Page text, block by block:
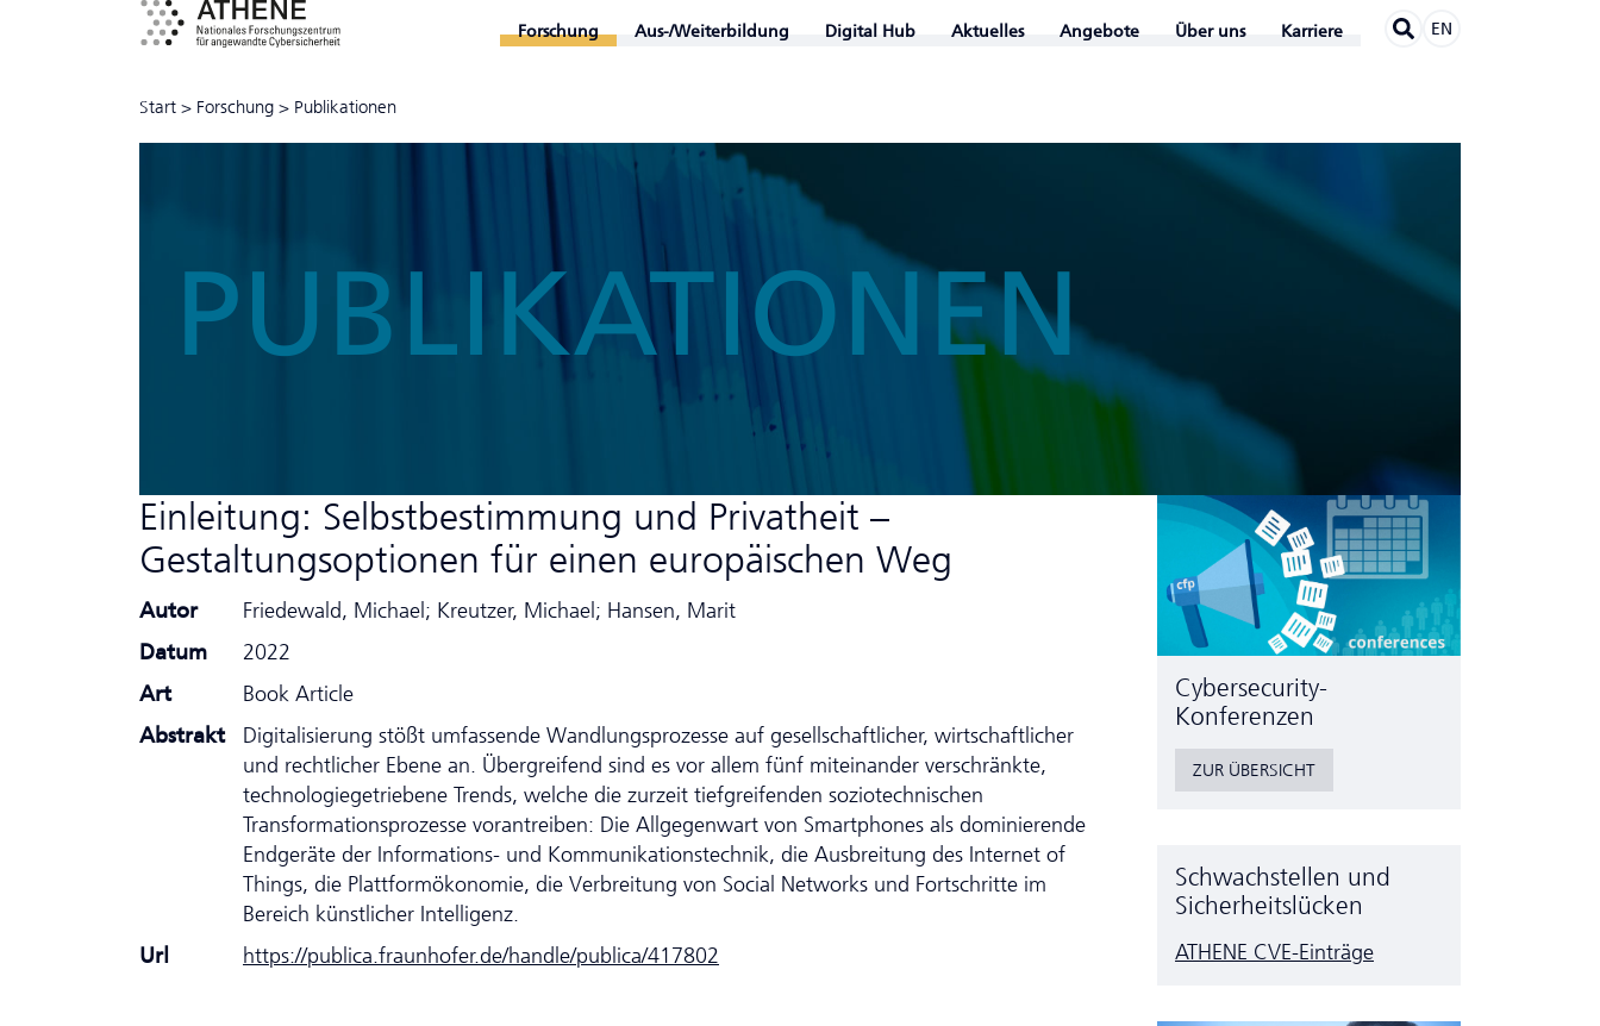
Forschung Aus-/Weiterbildung Digital Hub Aktuelles Angebote Über uns Karriere EN
Start > Forschung > Publikationen
PUBLIKATIONEN
Einleitung: Selbstbestimmung und Privatheit –
Gestaltungsoptionen für einen europäischen Weg
Autor
Friedewald, Michael; Kreutzer, Michael; Hansen, Marit
Datum
2022
Art
Book Article
Abstrakt
Digitalisierung stößt umfassende Wandlungsprozesse auf gesell­schaft­licher, wirtschaftlicher
und rechtlicher Ebene an. Übergreifend sind es vor allem fünf mit­ei­nan­der verschränkte,
technologiegetriebene Trends, welche die zurzeit tiefgreifenden soziotechnischen
Transformationsprozesse vorantreiben: Die Allgegenwart von Smartphones als dominierende
Endgeräte der Informations- und Kommunikationstechnik, die Ausbreitung des Internet of
Things, die Plattformökonomie, die Verbreitung von Social Networks und Fortschritte im
Bereich künstlicher Intelligenz.
Url
https://publica.fraunhofer.de/handle/publica/417802
Cyber­security-
Konferenzen
ZUR ÜBERSICHT
Schwachstellen und
Sicherheitslücken
ATHENE CVE-Einträge